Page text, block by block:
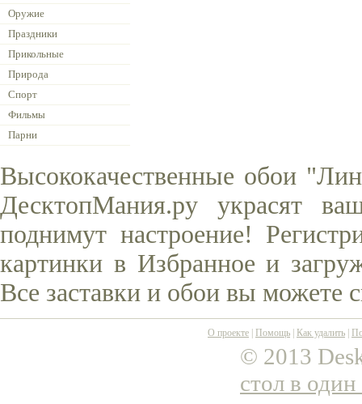
Оружие
Праздники
Прикольные
Природа
Спорт
Фильмы
Парни
Высококачественные обои
ДесктопМания.ру украсят
поднимут настроение!
картинки в Избранное и
Все заставки и обои вы можете
О проекте Помощь Как удалить
© 2013
стол в